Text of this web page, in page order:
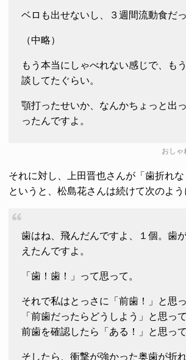
ベロも出せないし、３週間流動食だ
（中略）
もう本当にしゃべれない感じで、も
談してたぐらい。
顎打ったせいか、なんかちょっと出
ったんですよ。
おしゃ
それに対し、上田晋也さんが「歯折れな
というと、松島花さんは続けて次のよう
歯はね、飛んだんですよ、１個。歯
えたんですよ。
「歯！歯！」って思って。
それで私はとっさに「前歯！」と思
「前歯だったらどうしよう」と思っ
前歯を確認したら「ある！」と思って
そしたら、衝撃が強かった奥歯が折